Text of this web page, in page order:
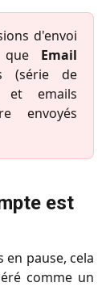
d'envoi
que Email
(série de
et emails
envoyés
est
pause, cela
comme un